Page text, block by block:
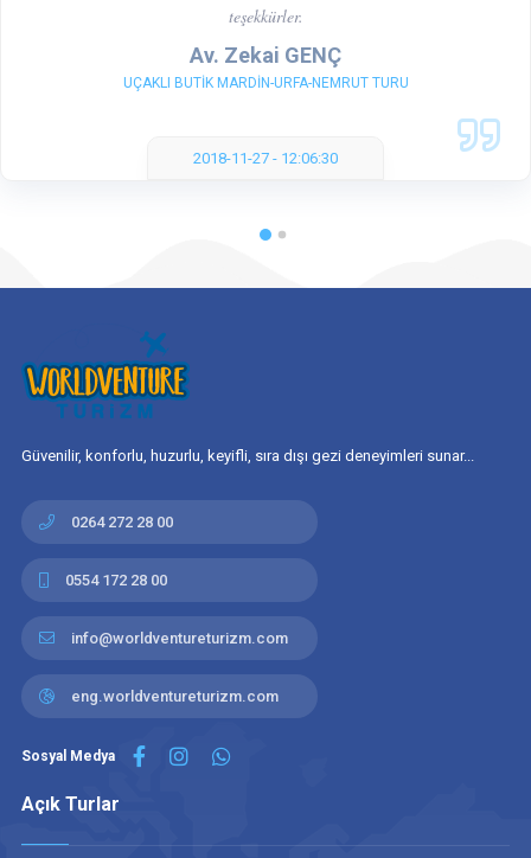
teşekkürler.
2018-11-27 - 12:06:30
Av. Zekai GENÇ
UÇAKLI BUTİK MARDİN-URFA-NEMRUT TURU
Güvenilir, konforlu, huzurlu, keyifli, sıra dışı gezi deneyimleri sunar...
0264 272 28 00
0554 172 28 00
info@worldventureturizm.com
eng.worldventureturizm.com
Sosyal Medya
Açık Turlar